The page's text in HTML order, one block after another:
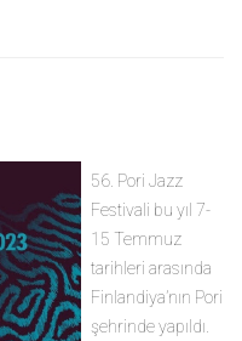
56. Pori Jazz
Festivali bu yıl 7-
15 Temmuz
tarihleri arasında
Finlandiya’nın Pori
şehrinde yapıldı.